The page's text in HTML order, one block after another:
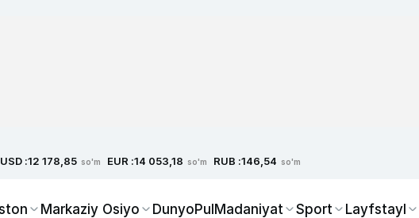
USD :12 178,85 so'm EUR :14 053,18 so'm RUB :146,54 so'm
Markaziy Osiyo DunyoPulMadaniyat Sport Layfstayl